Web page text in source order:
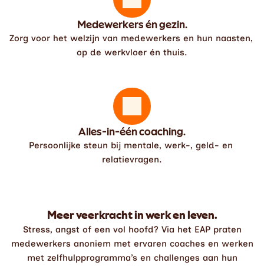
Ga naar EAP.
Medewerkers én gezin.
Zorg voor het welzijn van medewerkers en hun naasten,
op de werkvloer én thuis.
Alles-in-één coaching.
Persoonlijke steun bij mentale, werk-, geld- en
relatievragen.
Meer veerkracht in werk en leven.
Stress, angst of een vol hoofd? Via het EAP praten
medewerkers anoniem met ervaren coaches en werken
met zelfhulpprogramma’s en challenges aan hun